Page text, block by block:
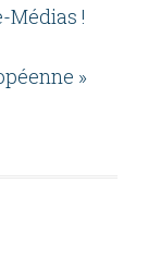
Médias !
»